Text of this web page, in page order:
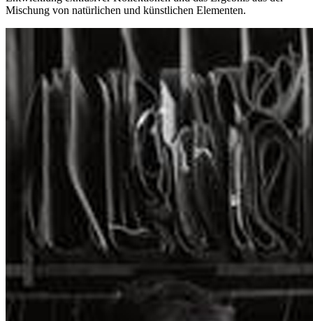
Mischung von natürlichen und künstlichen Elementen.